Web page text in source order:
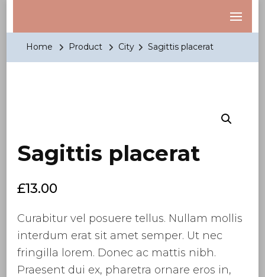
Home Product City Sagittis placerat
Sagittis placerat
£13.00
Curabitur vel posuere tellus. Nullam mollis
interdum erat sit amet semper. Ut nec
fringilla lorem. Donec ac mattis nibh.
Praesent dui ex, pharetra ornare eros in,